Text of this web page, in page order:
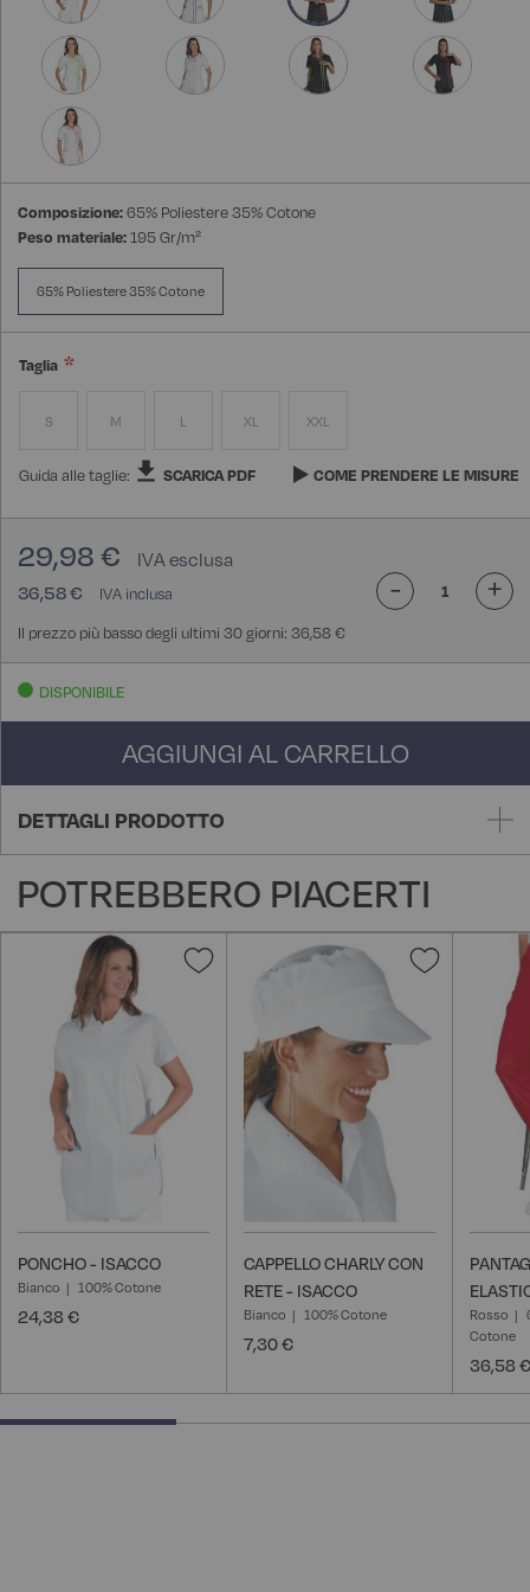
Composizione:65% Poliestere 35% Cotone
Peso materiale:195 Gr/m²
65% Poliestere 35% Cotone
Taglia
S M L XL XXL
Guida alle taglie: SCARICA PDF COME PRENDERE LE MISURE
36,58 €
29,98 €
Il prezzo più basso degli ultimi 30 giorni: 36,58 €
- +
DISPONIBILE
AGGIUNGI AL CARRELLO
DETTAGLI PRODOTTO
POTREBBERO PIACERTI
Aggiungi
desideri
PONCHO - ISACCO
Bianco 100% Cotone
24,38 €
Aggiungi
desideri
CAPPELLO CHARLY CON
RETE - ISACCO
Bianco 100% Cotone
7,30 €
Rosso
Cotone
36,58 €
33.33333333333333% completed